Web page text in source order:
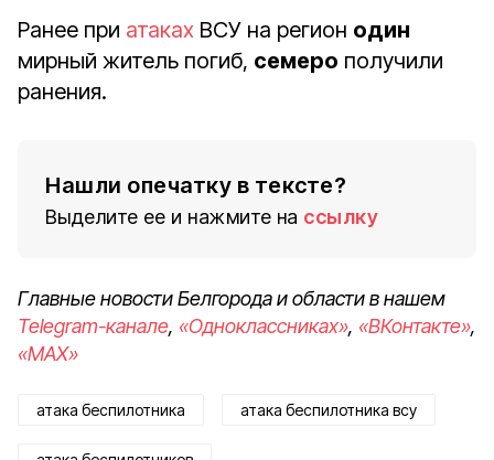
Ранее при атаках ВСУ на регион один
мирный житель погиб, семеро получили
ранения.
Нашли опечатку в тексте?
Выделите ее и нажмите на ссылку
Главные новости Белгорода и области в нашем
Telegram-канале, «Одноклассниках», «ВКонтакте»,
«MAX»
атака беспилотника атака беспилотника всу